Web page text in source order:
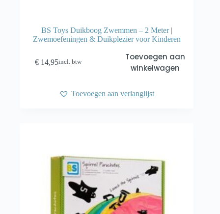
BS Toys Duikboog Zwemmen – 2 Meter |
Zwemoefeningen & Duikplezier voor Kinderen
€ 14,95incl. btw
Toevoegen aan
winkelwagen
Toevoegen aan verlanglijst